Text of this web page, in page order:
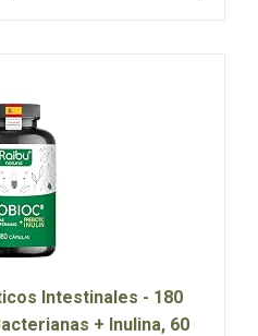
Intestinales - 180
+ Inulina, 60